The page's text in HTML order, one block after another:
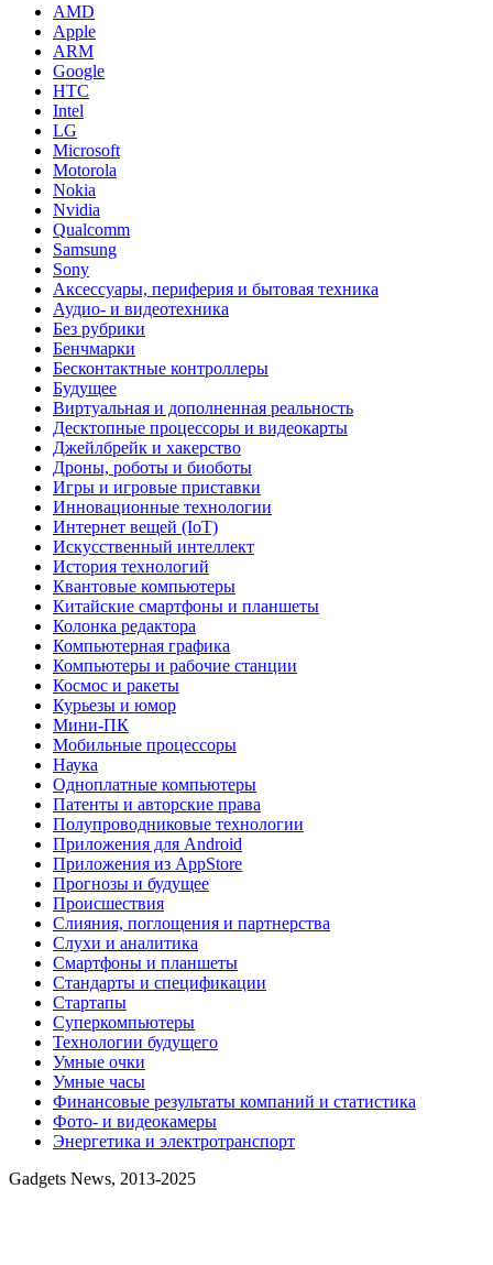
AMD
Apple
ARM
Google
HTC
Intel
LG
Microsoft
Motorola
Nokia
Nvidia
Qualcomm
Samsung
Sony
Аксессуары, периферия и бытовая техника
Аудио- и видеотехника
Без рубрики
Бенчмарки
Бесконтактные контроллеры
Будущее
Виртуальная и дополненная реальность
Десктопные процессоры и видеокарты
Джейлбрейк и хакерство
Дроны, роботы и биоботы
Игры и игровые приставки
Инновационные технологии
Интернет вещей (IoT)
Искусственный интеллект
История технологий
Квантовые компьютеры
Китайские смартфоны и планшеты
Колонка редактора
Компьютерная графика
Компьютеры и рабочие станции
Космос и ракеты
Курьезы и юмор
Мини-ПК
Мобильные процессоры
Наука
Одноплатные компьютеры
Патенты и авторские права
Полупроводниковые технологии
Приложения для Android
Приложения из AppStore
Прогнозы и будущее
Происшествия
Слияния, поглощения и партнерства
Слухи и аналитика
Смартфоны и планшеты
Стандарты и спецификации
Стартапы
Суперкомпьютеры
Технологии будущего
Умные очки
Умные часы
Финансовые результаты компаний и статистика
Фото- и видеокамеры
Энергетика и электротранспорт
Gadgets News, 2013-2025